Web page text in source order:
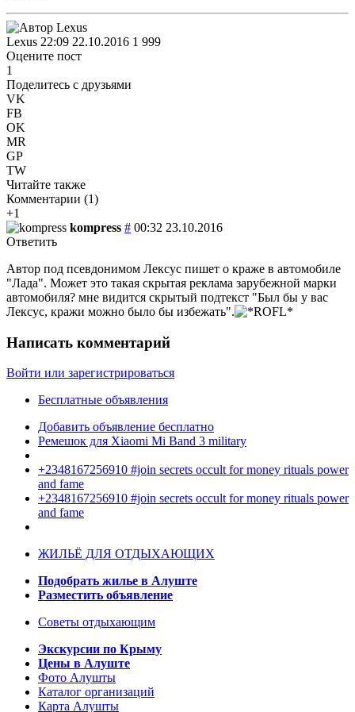
Lexus 22:09 22.10.2016 1 999
Оцените пост
1
Поделитесь с друзьями
VK
FB
OK
MR
GP
TW
Читайте также
Комментарии (1)
+1
kompress # 00:32 23.10.2016
Ответить
Автор под псевдонимом Лексус пишет о краже в автомобиле
"Лада". Может это такая скрытая реклама зарубежной марки
автомобиля? мне видится скрытый подтекст "Был бы у вас
Лексус, кражи можно было бы избежать".
Написать комментарий
Войти или зарегистрироваться
Бесплатные объявления
Добавить объявление бесплатно
Ремешок для Xiaomi Mi Band 3 military
+2348167256910 #join secrets occult for money rituals power
and fame
+2348167256910 #join secrets occult for money rituals power
and fame
ЖИЛЬЁ ДЛЯ ОТДЫХАЮЩИХ
Подобрать жилье в Алуште
Разместить объявление
Советы отдыхающим
Экскурсии по Крыму
Цены в Алуште
Фото Алушты
Каталог организаций
Карта Алушты